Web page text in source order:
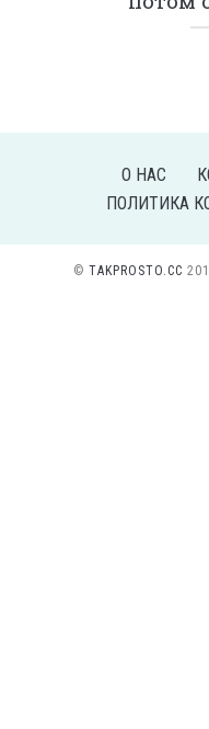
О НАС
ПОЛИТИКА
© TAKPROSTO.CC